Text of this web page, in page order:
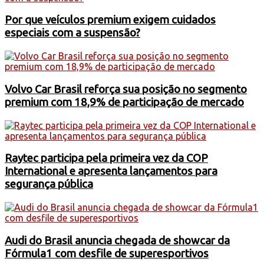
Por que veículos premium exigem cuidados
especiais com a suspensão?
Volvo Car Brasil reforça sua posição no segmento
premium com 18,9% de participação de mercado
Raytec participa pela primeira vez da COP
International e apresenta lançamentos para
segurança pública
Audi do Brasil anuncia chegada de showcar da
Fórmula1 com desfile de superesportivos